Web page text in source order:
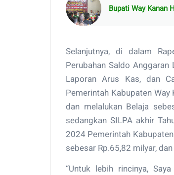
Bupati Way Kanan
Selanjutnya, di dalam
Perubahan Saldo Anggaran
Laporan Arus Kas, dan
Pemerintah Kabupaten
dan melalukan Belaja
sedangkan SILPA akhir
2024 Pemerintah
sebesar Rp.65,82 milyar,
“Untuk lebih rincinya,